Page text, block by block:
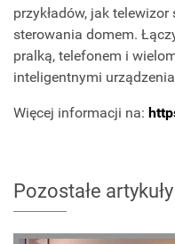
przykładów, jak
sterowania domem.
pralką, telefonem i
inteligentnymi
Więcej informacji na:
Pozostałe artykuły